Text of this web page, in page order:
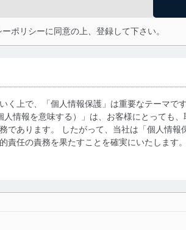
ポリシーに同意の上、登録して下さい。
く上で、「個人情報保護」は重要なテーマで
情報を意味する）」は、お客様にとっても
であります。 したがって、当社は「個人情報
任の責務を果たすことを確実にいたします。
利用目的を明確にし、本人の同意を得たうえ